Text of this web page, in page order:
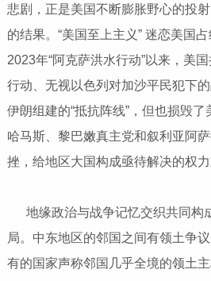
悲剧，正是美国不断膨胀野心的投
的结果。“美国至上主义” 迷恋美国
2023年“阿克萨洪水行动”以来，美
行动、无视以色列对加沙平民犯下
伊朗组建的“抵抗阵线”，但也损毁了
哈马斯、黎巴嫩真主党和叙利亚阿
挫，给地区大国构成亟待解决的权力
地缘政治与战争记忆交织共同构
局。中东地区的邻国之间有领土争
有的国家声称邻国几乎全境的领土